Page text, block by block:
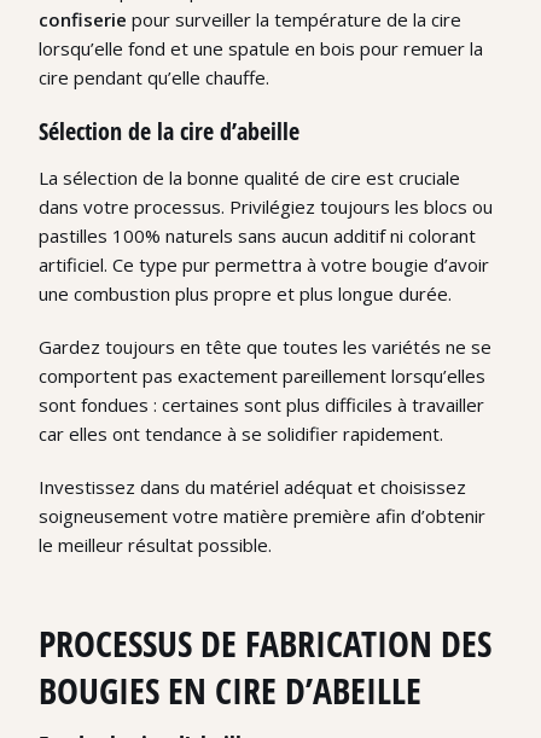
confiserie pour surveiller la température de la cire
lorsqu’elle fond et une spatule en bois pour remuer la
cire pendant qu’elle chauffe.
Sélection de la cire d’abeille
La sélection de la bonne qualité de cire est cruciale
dans votre processus. Privilégiez toujours les blocs ou
pastilles 100% naturels sans aucun additif ni colorant
artificiel. Ce type pur permettra à votre bougie d’avoir
une combustion plus propre et plus longue durée.
Gardez toujours en tête que toutes les variétés ne se
comportent pas exactement pareillement lorsqu’elles
sont fondues : certaines sont plus difficiles à travailler
car elles ont tendance à se solidifier rapidement.
Investissez dans du matériel adéquat et choisissez
soigneusement votre matière première afin d’obtenir
le meilleur résultat possible.
PROCESSUS DE FABRICATION DES
BOUGIES EN CIRE D’ABEILLE